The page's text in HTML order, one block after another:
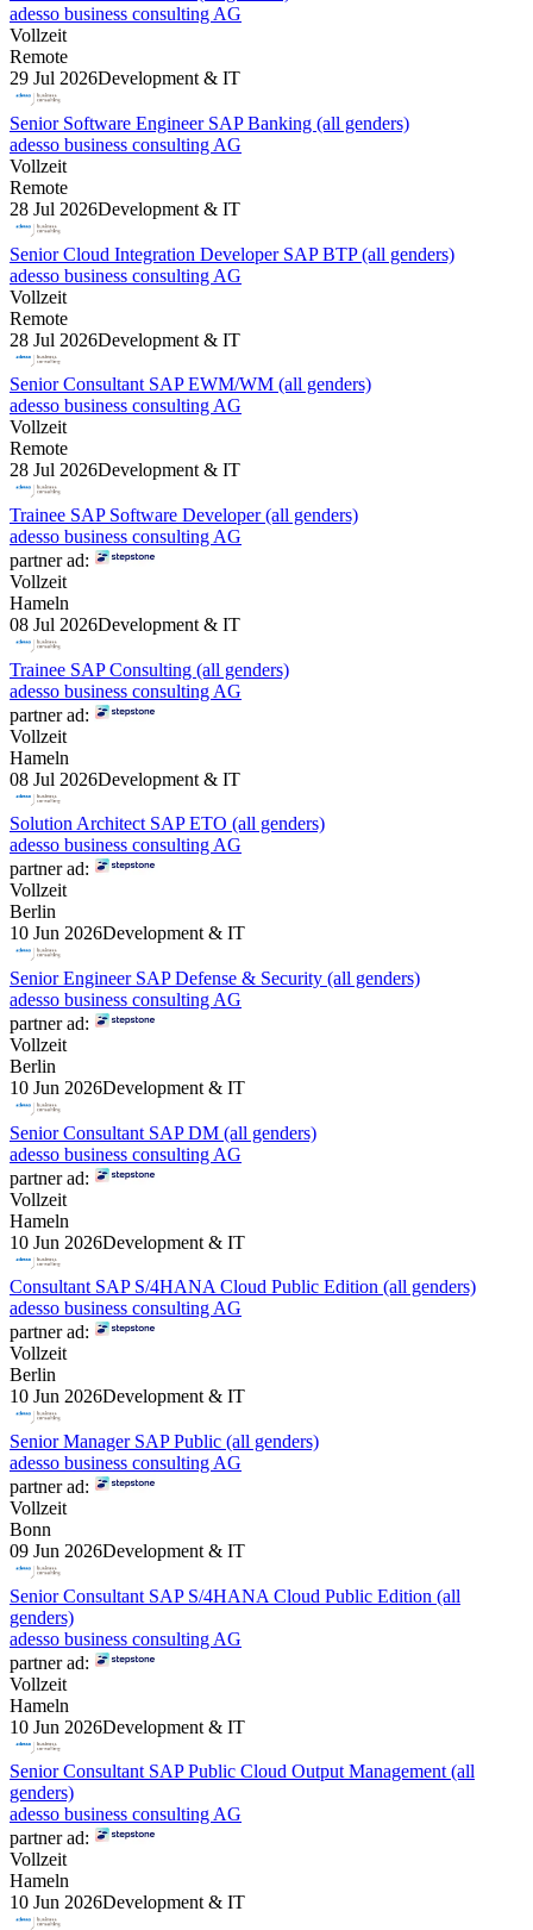
adesso business consulting AG
Vollzeit
Remote
29 Jul 2026Development & IT
Senior Software Engineer SAP Banking (all genders)
adesso business consulting AG
Vollzeit
Remote
28 Jul 2026Development & IT
Senior Cloud Integration Developer SAP BTP (all genders)
adesso business consulting AG
Vollzeit
Remote
28 Jul 2026Development & IT
Senior Consultant SAP EWM/WM (all genders)
adesso business consulting AG
Vollzeit
Remote
28 Jul 2026Development & IT
Trainee SAP Software Developer (all genders)
adesso business consulting AG
partner ad:
Vollzeit
Hameln
08 Jul 2026Development & IT
Trainee SAP Consulting (all genders)
adesso business consulting AG
partner ad:
Vollzeit
Hameln
08 Jul 2026Development & IT
Solution Architect SAP ETO (all genders)
adesso business consulting AG
partner ad:
Vollzeit
Berlin
10 Jun 2026Development & IT
Senior Engineer SAP Defense & Security (all genders)
adesso business consulting AG
partner ad:
Vollzeit
Berlin
10 Jun 2026Development & IT
Senior Consultant SAP DM (all genders)
adesso business consulting AG
partner ad:
Vollzeit
Hameln
10 Jun 2026Development & IT
Consultant SAP S/4HANA Cloud Public Edition (all genders)
adesso business consulting AG
partner ad:
Vollzeit
Berlin
10 Jun 2026Development & IT
Senior Manager SAP Public (all genders)
adesso business consulting AG
partner ad:
Vollzeit
Bonn
09 Jun 2026Development & IT
Senior Consultant SAP S/4HANA Cloud Public Edition (all
genders)
adesso business consulting AG
partner ad:
Vollzeit
Hameln
10 Jun 2026Development & IT
Senior Consultant SAP Public Cloud Output Management (all
genders)
adesso business consulting AG
partner ad:
Vollzeit
Hameln
10 Jun 2026Development & IT